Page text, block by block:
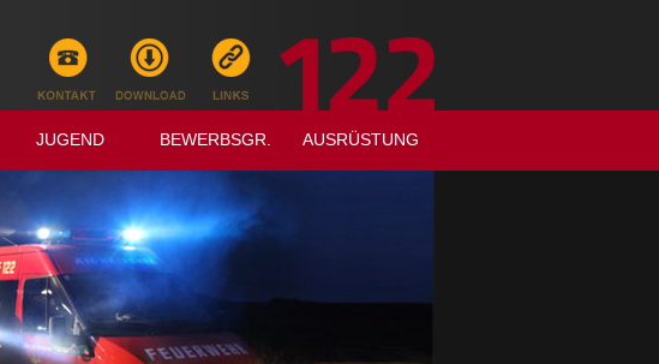
JUGEND BEWERBSGR. AUSRÜSTUNG